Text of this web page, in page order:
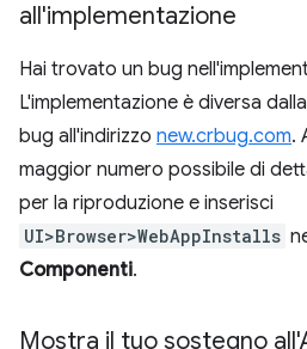
all'implementazione
Hai trovato un bug
L'implementazione è diversa
bug all'indirizzo new.crbug.com.
maggior numero possibile di
per la riproduzione e inserisci
UI>Browser>WebAppInstalls
Componenti.
Mostra il tuo sostegno